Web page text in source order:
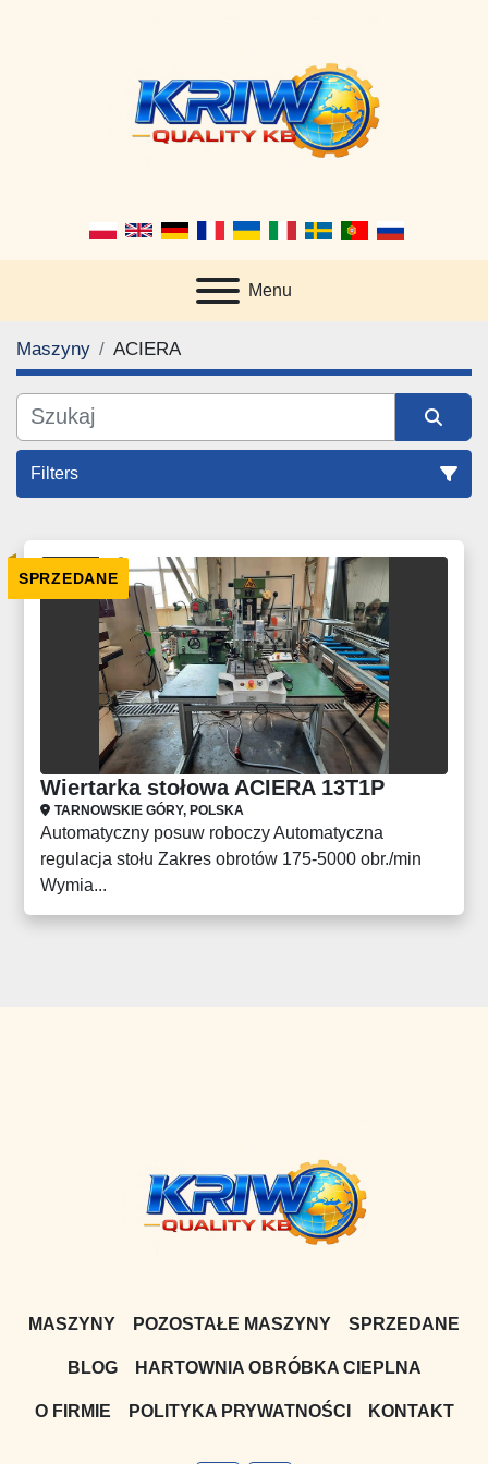
Menu
Maszyny ACIERA
Filters
Wszystkie kategorie
Sortuj według
SPRZEDANE
Wiertarka stołowa ACIERA 13T1P
TARNOWSKIE GÓRY, POLSKA
Automatyczny posuw roboczy Automatyczna
regulacja stołu Zakres obrotów 175-5000 obr./min
Wymia...
MASZYNY POZOSTAŁE MASZYNY SPRZEDANE
BLOG HARTOWNIA OBRÓBKA CIEPLNA
O FIRMIE POLITYKA PRYWATNOŚCI KONTAKT